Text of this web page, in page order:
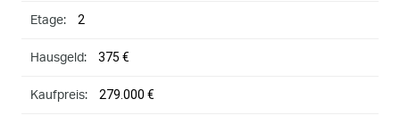
Etage: 2
Hausgeld: 375 €
Kaufpreis: 279.000 €